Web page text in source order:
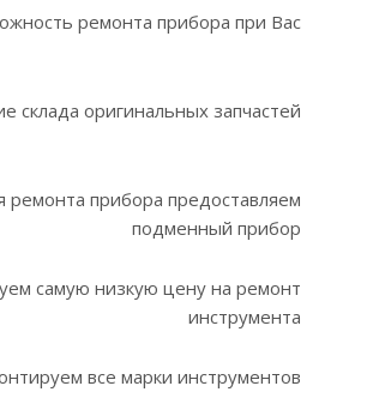
ремонта прибора при Вас
склада оригинальных запчастей
ремонта прибора предоставляем
подменный прибор
самую низкую цену на ремонт
инструмента
все марки инструментов